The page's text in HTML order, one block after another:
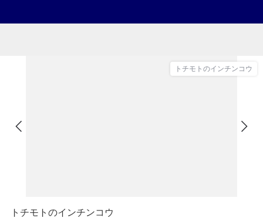
トチモトのインチンコウ
トチモトのインチンコウ